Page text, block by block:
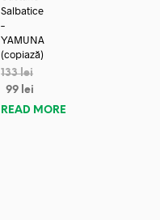
Salbatice
–
YAMUNA
(copiază)
133lei
99 lei
READ MORE